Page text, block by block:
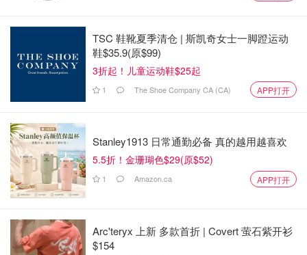
TSC 鞋靴夏季清仓 | 斯凯奇女士一脚蹬运动
鞋$35.9(原$99)
3折起！儿童运动鞋$25起
1 The Shoe Company CA (CA) APP打开
Stanley1913 日常通勤必备 真的越用越喜欢
5.5折！金珊瑚色$29(原$52)
1 Amazon.ca APP打开
Arc'teryx 上新 多款首折 | Covert 萤石紫开衫
$154